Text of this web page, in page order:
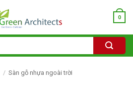
0
/ Sàn gỗ nhựa ngoài trời